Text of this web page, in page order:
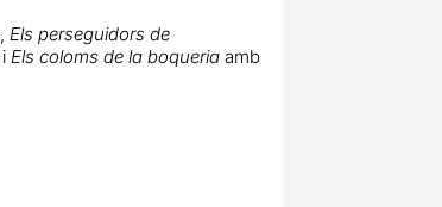
,Els perseguidors de
iEls coloms de la boqueria amb